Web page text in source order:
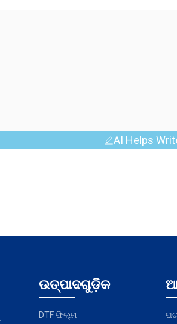
AI Helps
ଉତ୍ପାଦଗୁଡ଼ିକ
DTF ଫିଲ୍ମ